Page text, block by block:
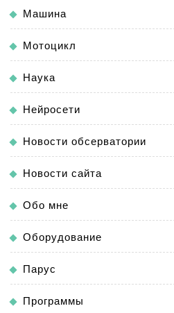
Машина
Мотоцикл
Наука
Нейросети
Новости обсерватории
Новости сайта
Обо мне
Оборудование
Парус
Программы